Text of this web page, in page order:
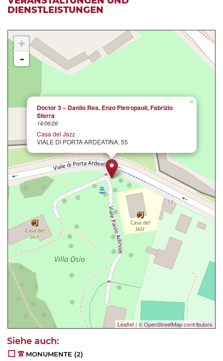
DIENSTLEISTUNGEN
×
Doctor 3 – Danilo Rea, Enzo Pietropaoli, Fabrizio
Sferra
14/06/26
Casa del Jazz
VIALE DI PORTA ARDEATINA, 55
+
-
Leaflet | © OpenStreetMap contributors
MONUMENTE (2)